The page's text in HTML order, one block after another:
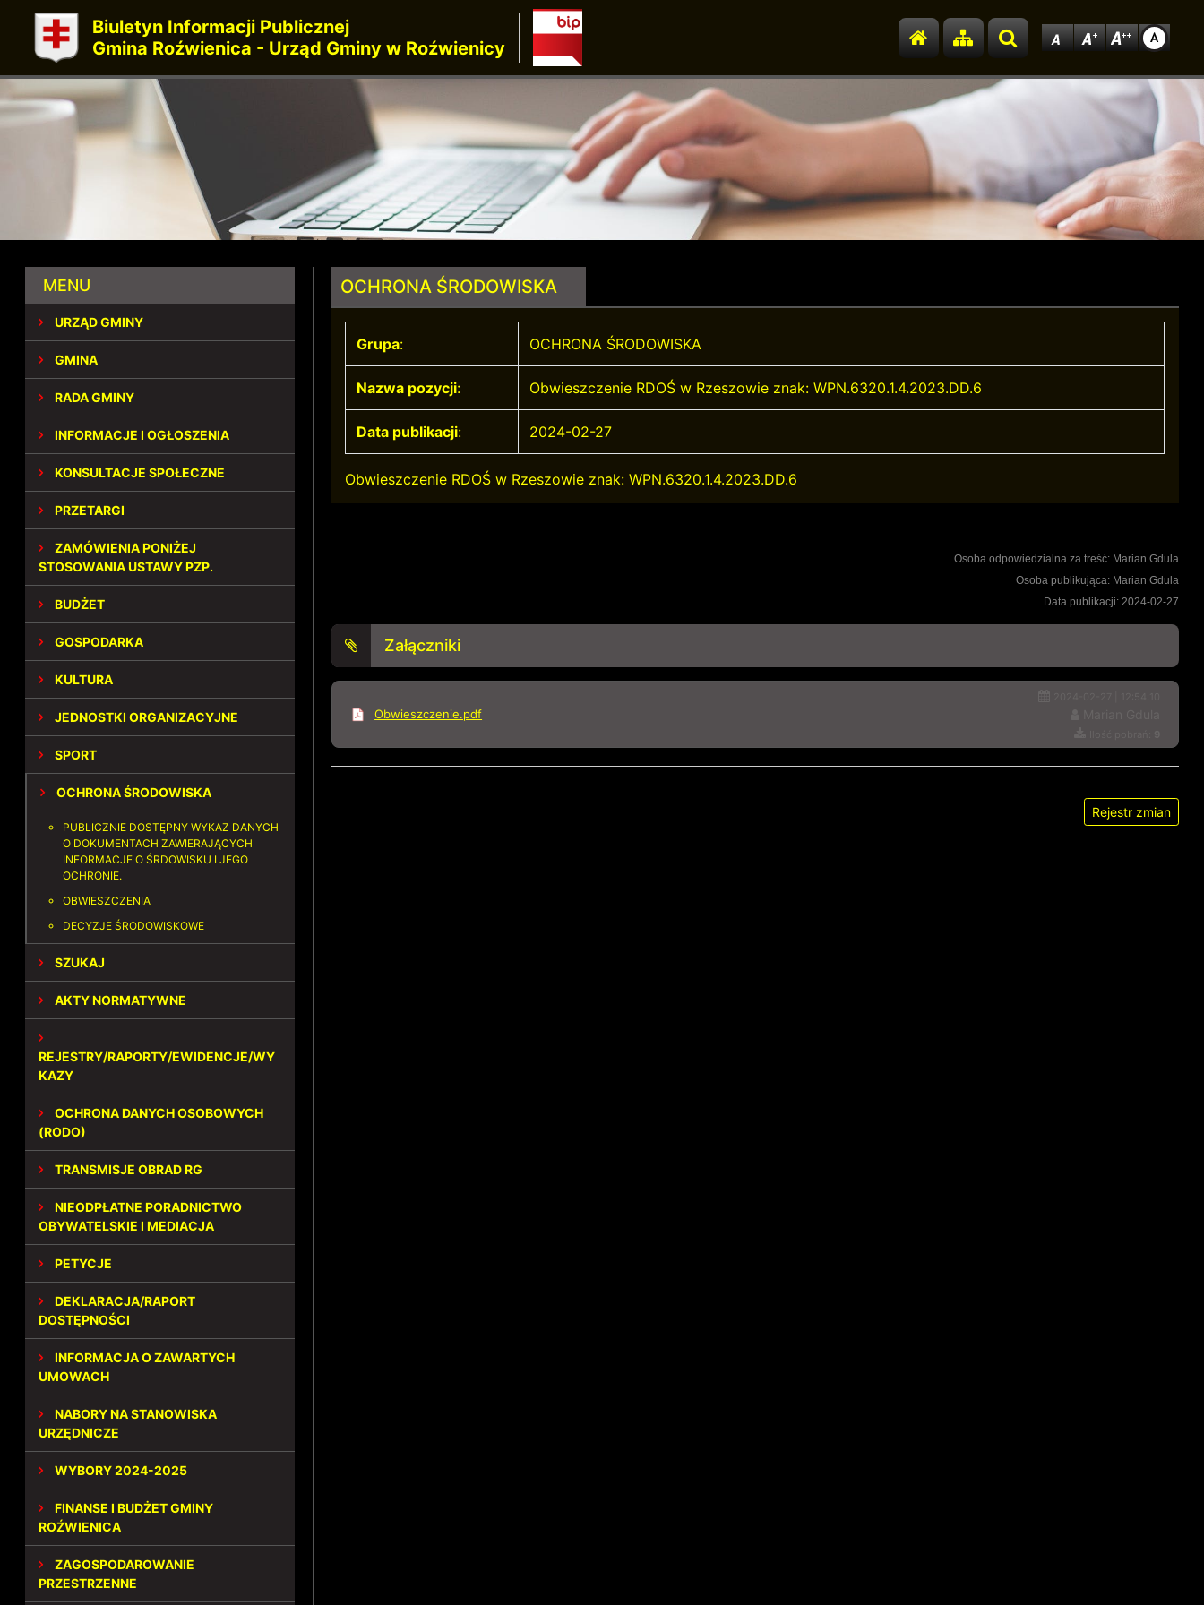
Biuletyn Informacji Publicznej
Gmina Roźwienica - Urząd Gminy w Roźwienicy
Przejdź do strony głównej
Przejdź do mapy strony
Szukaj
MENU
URZĄD GMINY
GMINA
RADA GMINY
INFORMACJE I OGŁOSZENIA
KONSULTACJE SPOŁECZNE
PRZETARGI
ZAMÓWIENIA PONIŻEJ
STOSOWANIA USTAWY PZP.
BUDŻET
GOSPODARKA
KULTURA
JEDNOSTKI ORGANIZACYJNE
SPORT
OCHRONA ŚRODOWISKA
PUBLICZNIE DOSTĘPNY WYKAZ DANYCH
O DOKUMENTACH ZAWIERAJĄCYCH
INFORMACJE O ŚRDOWISKU I JEGO
OCHRONIE.
OBWIESZCZENIA
DECYZJE ŚRODOWISKOWE
SZUKAJ
AKTY NORMATYWNE
REJESTRY/RAPORTY/EWIDENCJE/WY
KAZY
OCHRONA DANYCH OSOBOWYCH
(RODO)
TRANSMISJE OBRAD RG
NIEODPŁATNE PORADNICTWO
OBYWATELSKIE I MEDIACJA
PETYCJE
DEKLARACJA/RAPORT
DOSTĘPNOŚCI
INFORMACJA O ZAWARTYCH
UMOWACH
NABORY NA STANOWISKA
URZĘDNICZE
WYBORY 2024-2025
FINANSE I BUDŻET GMINY
ROŹWIENICA
ZAGOSPODAROWANIE
PRZESTRZENNE
OCHRONA ŚRODOWISKA
Grupa: OCHRONA ŚRODOWISKA
Nazwa pozycji: Obwieszczenie RDOŚ w Rzeszowie znak: WPN.6320.1.4.2023.DD.6
Data publikacji: 2024-02-27
Obwieszczenie RDOŚ w Rzeszowie znak: WPN.6320.1.4.2023.DD.6
Osoba odpowiedzialna za treść: Marian Gdula
Osoba publikująca: Marian Gdula
Data publikacji: 2024-02-27
Załączniki
Obwieszczenie.pdf
Rejestr zmian